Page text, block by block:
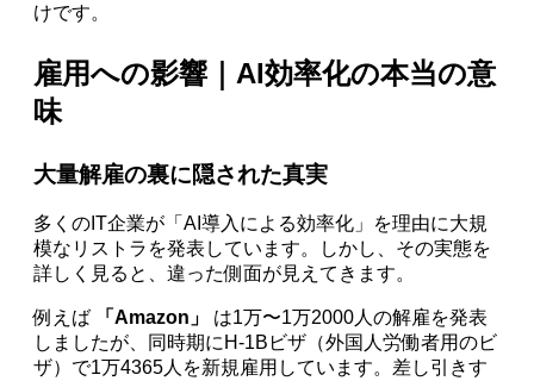
けです。
雇用への影響｜AI効率化の本当の意
味
大量解雇の裏に隠された真実
多くのIT企業が「AI導入による効率化」を理由に大規
模なリストラを発表しています。しかし、その実態を
詳しく見ると、違った側面が見えてきます。
例えば 「Amazon」
は1万〜1万2000人の解雇を発表
しましたが、同時期にH-1Bビザ（外国人労働者用のビ
ザ）で1万4365人を新規雇用しています。差し引きす